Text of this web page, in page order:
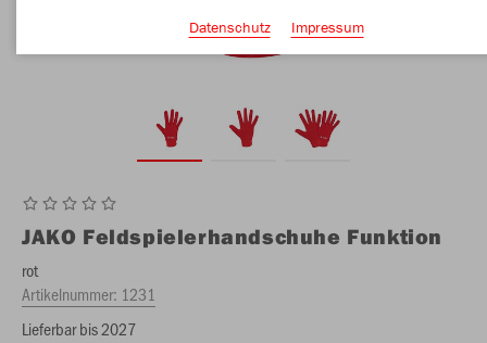
JAKO Feldspielerhandschuhe Funktion
rot
Artikelnummer: 1231
Lieferbar bis 2027
Datenschutz
Impressum